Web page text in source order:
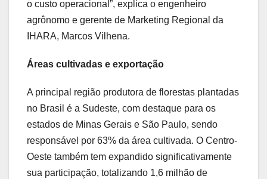
o custo operacional”, explica o engenheiro
agrônomo e gerente de Marketing Regional da
IHARA, Marcos Vilhena.
Áreas cultivadas e exportação
A principal região produtora de florestas plantadas
no Brasil é a Sudeste, com destaque para os
estados de Minas Gerais e São Paulo, sendo
responsável por 63% da área cultivada. O Centro-
Oeste também tem expandido significativamente
sua participação, totalizando 1,6 milhão de